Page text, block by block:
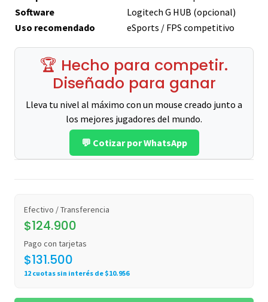
Software
Logitech G HUB (opcional)
Uso recomendado
eSports / FPS competitivo
🏆 Hecho para competir.
Diseñado para ganar
Lleva tu nivel al máximo con un mouse creado junto a
los mejores jugadores del mundo.
💬 Cotizar por WhatsApp
Efectivo / Transferencia
$124.900
Pago con tarjetas
$131.500
12 cuotas sin interés de $10.956